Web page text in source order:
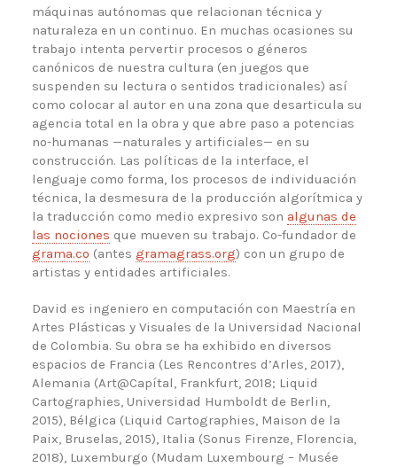
máquinas autónomas que relacionan técnica y
naturaleza en un continuo. En muchas ocasiones su
trabajo intenta pervertir procesos o géneros
canónicos de nuestra cultura (en juegos que
suspenden su lectura o sentidos tradicionales) así
como colocar al autor en una zona que desarticula su
agencia total en la obra y que abre paso a potencias
no-humanas —naturales y artificiales— en su
construcción. Las políticas de la interface, el
lenguaje como forma, los procesos de individuación
técnica, la desmesura de la producción algorítmica y
la traducción como medio expresivo son algunas de
las nociones que mueven su trabajo. Co-fundador de
grama.co (antes gramagrass.org) con un grupo de
artistas y entidades artificiales.
David es ingeniero en computación con Maestría en
Artes Plásticas y Visuales de la Universidad Nacional
de Colombia. Su obra se ha exhibido en diversos
espacios de Francia (Les Rencontres d’Arles, 2017),
Alemania (Art@Capítal, Frankfurt, 2018; Liquid
Cartographies, Universidad Humboldt de Berlin,
2015), Bélgica (Liquid Cartographies, Maison de la
Paix, Bruselas, 2015), Italia (Sonus Firenze, Florencia,
2018), Luxemburgo (Mudam Luxembourg – Musée